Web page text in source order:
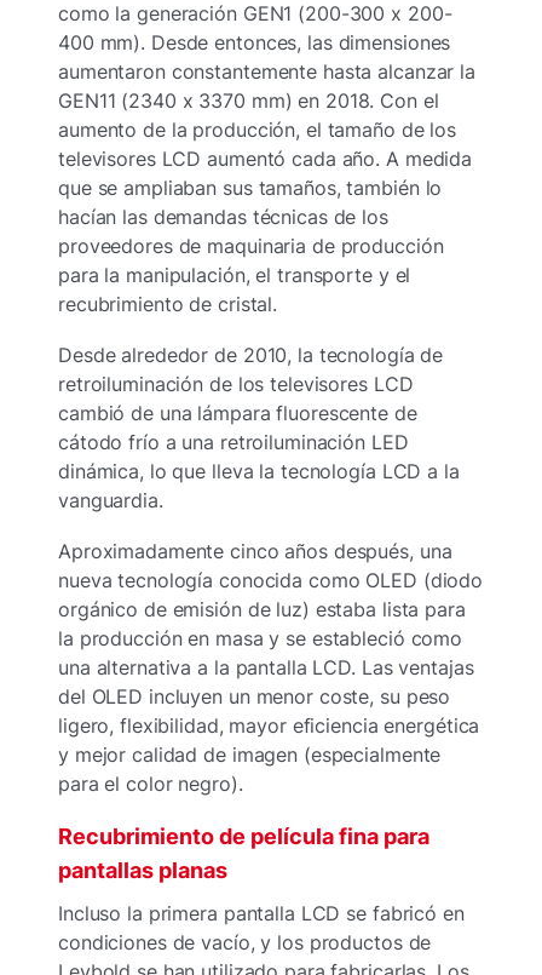
como la generación GEN1 (200-300 x 200-
400 mm). Desde entonces, las dimensiones
aumentaron constantemente hasta alcanzar la
GEN11 (2340 x 3370 mm) en 2018. Con el
aumento de la producción, el tamaño de los
televisores LCD aumentó cada año. A medida
que se ampliaban sus tamaños, también lo
hacían las demandas técnicas de los
proveedores de maquinaria de producción
para la manipulación, el transporte y el
recubrimiento de cristal.
Desde alrededor de 2010, la tecnología de
retroiluminación de los televisores LCD
cambió de una lámpara fluorescente de
cátodo frío a una retroiluminación LED
dinámica, lo que lleva la tecnología LCD a la
vanguardia.
Aproximadamente cinco años después, una
nueva tecnología conocida como OLED (diodo
orgánico de emisión de luz) estaba lista para
la producción en masa y se estableció como
una alternativa a la pantalla LCD. Las ventajas
del OLED incluyen un menor coste, su peso
ligero, flexibilidad, mayor eficiencia energética
y mejor calidad de imagen (especialmente
para el color negro).
Recubrimiento de película fina para
pantallas planas
Incluso la primera pantalla LCD se fabricó en
condiciones de vacío, y los productos de